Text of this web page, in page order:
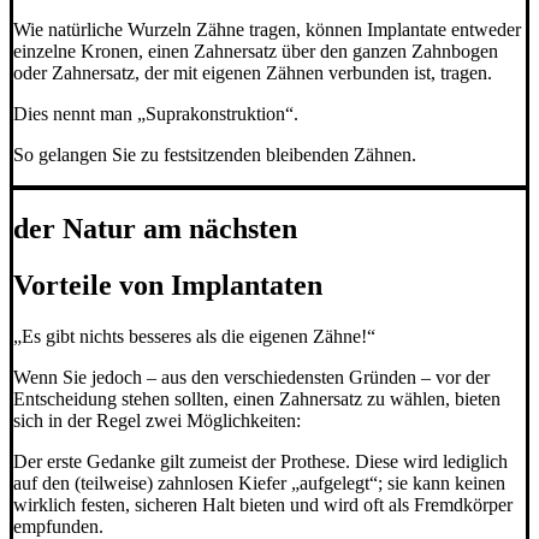
Wie natürliche Wurzeln Zähne tragen, können Implantate entweder
einzelne Kronen, einen Zahnersatz über den ganzen Zahnbogen
oder Zahnersatz, der mit eigenen Zähnen verbunden ist, tragen.
Dies nennt man „Suprakonstruktion“.
So gelangen Sie zu festsitzenden bleibenden Zähnen.
der Natur am nächsten
Vorteile von Implantaten
„Es gibt nichts besseres als die eigenen Zähne!“
Wenn Sie jedoch – aus den verschiedensten Gründen – vor der
Entscheidung stehen sollten, einen Zahnersatz zu wählen, bieten
sich in der Regel zwei Möglichkeiten:
Der erste Gedanke gilt zumeist der Prothese. Diese wird lediglich
auf den (teilweise) zahnlosen Kiefer „aufgelegt“; sie kann keinen
wirklich festen, sicheren Halt bieten und wird oft als Fremdkörper
empfunden.